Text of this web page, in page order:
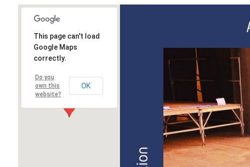
This page can't load
Google Maps
correctly.
Do you
own this
website?
OK